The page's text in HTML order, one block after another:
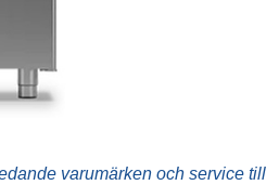
varumärken och service till